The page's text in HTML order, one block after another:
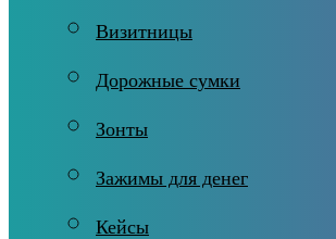
Визитницы
Дорожные сумки
Зонты
Зажимы для денег
Кейсы